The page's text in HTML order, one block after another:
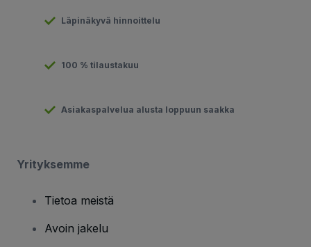
Läpinäkyvä hinnoittelu
100 % tilaustakuu
Asiakaspalvelua alusta loppuun saakka
Yrityksemme
Tietoa meistä
Avoin jakelu